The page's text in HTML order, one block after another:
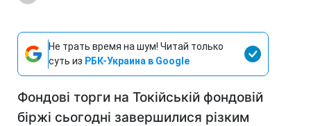
Не трать время на шум! Читай только
суть из РБК-Украина в Google
Фондові торги на Токійській фондовій
біржі сьогодні завершилися різким